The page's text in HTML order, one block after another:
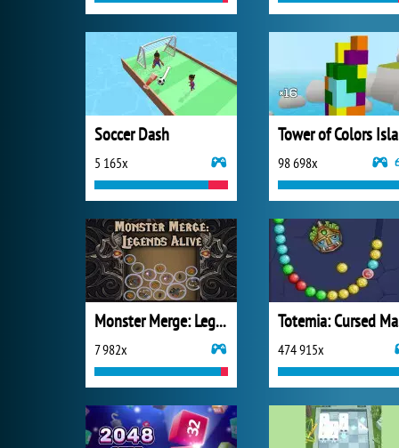
Soccer Dash
5 165x 98 698x
Monster Merge: Legends Alive
7 982x 474 915x